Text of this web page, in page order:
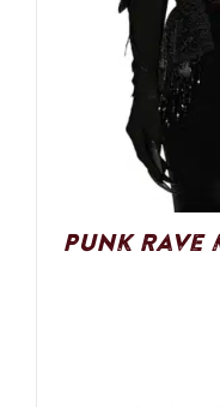
Punk